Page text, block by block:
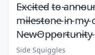
E̴x̴c̴i̴t̴e̴d̴ t̴o̴
m̴i̴l̴e̴s̴t̴o̴n̴e̴ i̴n̴ m̴y̴
N̴e̴w̴O̴p̴p̴o̴r̴t̴u̴n̴i̴t̴y̴
Side Squiggles